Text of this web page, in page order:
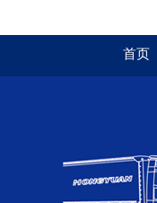
首页